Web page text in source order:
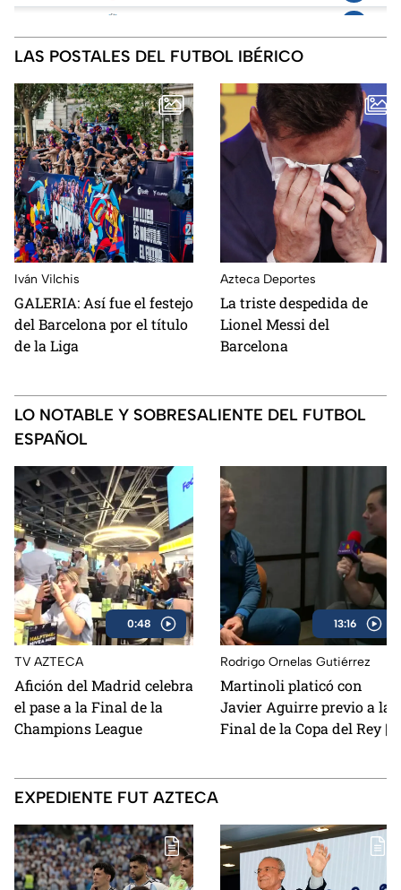
LAS POSTALES DEL FUTBOL IBÉRICO
Iván Vilchis
GALERIA: Así fue el festejo
del Barcelona por el título
de la Liga
Azteca Deportes
La triste despedida de
Lionel Messi del
Barcelona
LO NOTABLE Y SOBRESALIENTE DEL FUTBOL
ESPAÑOL
0:48
TV AZTECA
Afición del Madrid celebra
el pase a la Final de la
Champions League
13:16
Rodrigo Ornelas Gutiérrez
Martinoli platicó con
Javier Aguirre previo a la
Final de la Copa del Rey |
EXPEDIENTE FUT AZTECA